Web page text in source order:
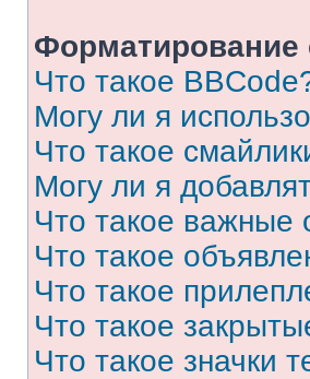
Что такое
Могу ли я
Что такое
Могу ли я
Что такое важные
Что такое
Что такое
Что такое
Что такое значки